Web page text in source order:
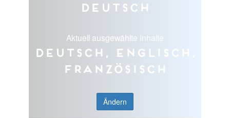
Deutsch
Aktuell ausgewählte Inhalte
Deutsch, Englisch,
Französisch
Ändern